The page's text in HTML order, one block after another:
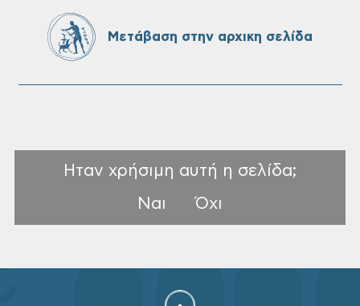
Δήμου Χανίων
Μετάβαση στην αρχικη σελίδα
Ηταν χρήσιμη αυτή η σελίδα;
Ναι
Όχι